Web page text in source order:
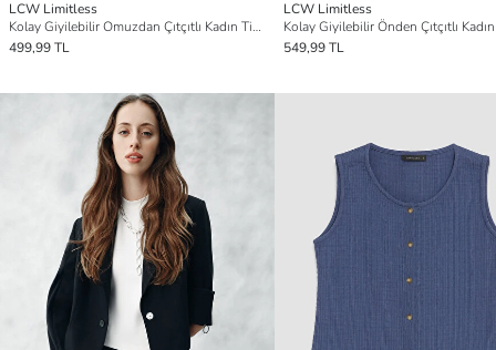
LCW Limitless
Kolay Giyilebilir Omuzdan Çıtçıtlı Kadın Tişört
499,99 TL
LCW Limitless
Kolay Giyilebilir Önden Çıtçıtlı
549,99 TL